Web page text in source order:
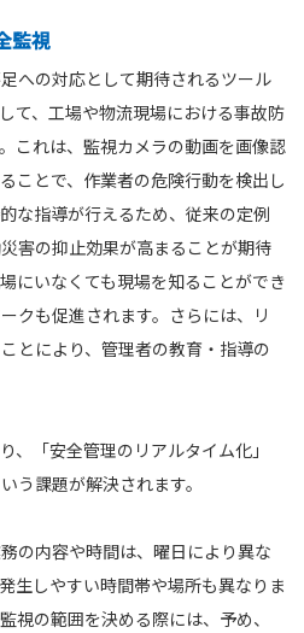
監視
への対応として期待されるツール
て、工場や物流現場における事故防
これは、監視カメラの動画を画像認
ことで、作業者の危険行動を検出し
な指導が行えるため、従来の定例
害の抑止効果が高まることが期待
にいなくても現場を知ることができ
クも促進されます。さらには、リ
とにより、管理者の教育・指導の
、「安全管理のリアルタイム化」
う課題が解決されます。
の内容や時間は、曜日により異な
生しやすい時間帯や場所も異なりま
視の範囲を決める際には、予め、